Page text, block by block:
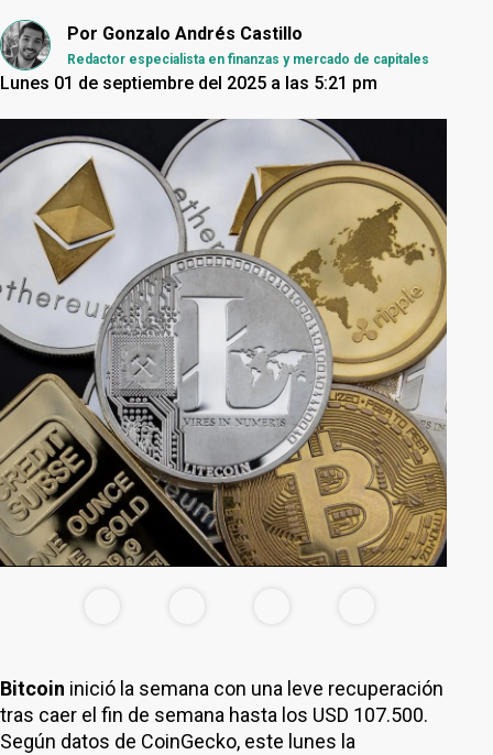
Por Gonzalo Andrés Castillo
Redactor especialista en finanzas y mercado de capitales
Lunes 01 de septiembre del 2025 a las 5:21 pm
Bitcoin inició la semana con una leve recuperación
tras caer el fin de semana hasta los USD 107.500.
Según datos de CoinGecko, este lunes la